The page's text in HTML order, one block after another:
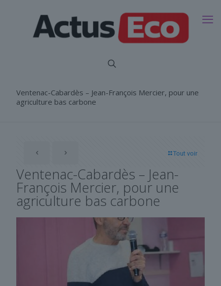
Ventenac-Cabardès – Jean-François Mercier, pour une
agriculture bas carbone
Tout voir
Ventenac-Cabardès – Jean-
François Mercier, pour une
agriculture bas carbone